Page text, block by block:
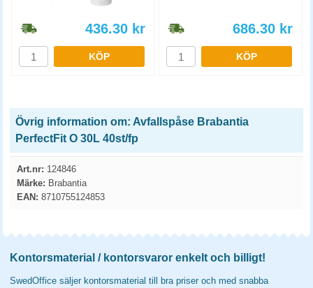
436.30 kr
KÖP
686.30 kr
KÖP
Övrig information om: Avfallspåse Brabantia
PerfectFit O 30L 40st/fp
Art.nr: 124846
Märke: Brabantia
EAN: 8710755124853
Kontorsmaterial / kontorsvaror enkelt och billigt!
SwedOffice säljer kontorsmaterial till bra priser och med snabba